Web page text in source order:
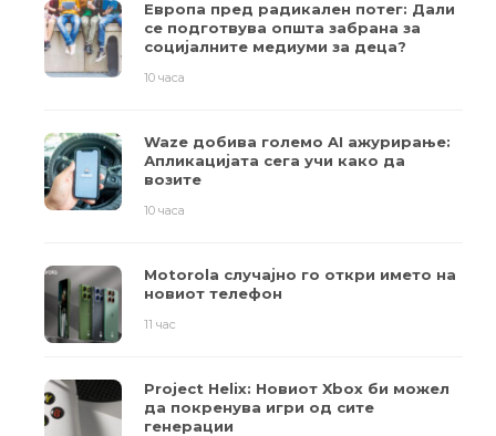
Европа пред радикален потег: Дали
се подготвува општа забрана за
социјалните медиуми за деца?
10 часа
Waze добива големо AI ажурирање:
Апликацијата сега учи како да
возите
10 часа
Motorola случајно го откри името на
новиот телефон
11 час
Project Helix: Новиот Xbox би можел
да покренува игри од сите
генерации